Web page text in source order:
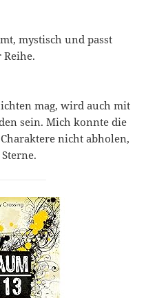
mystisch und passt
mag, wird auch mit
sein. Mich konnte die
nicht abholen,